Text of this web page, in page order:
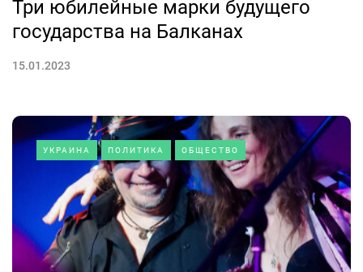
Три юбилейные марки будущего
государства на Балканах
15.01.2023
УКРАИНА ПОЛИТИКА ОБЩЕСТВО